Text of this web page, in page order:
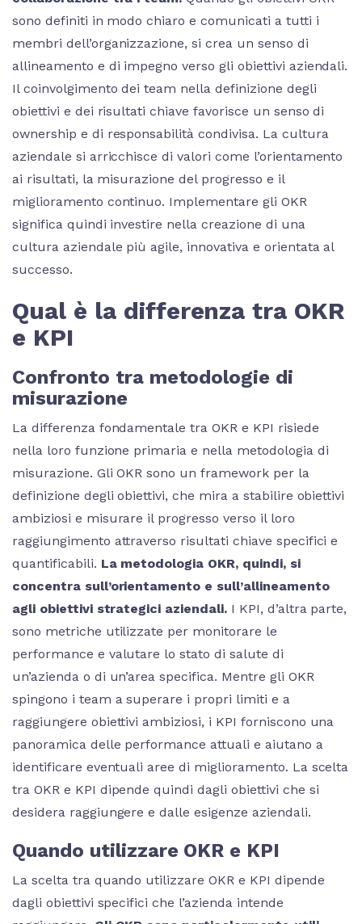
sono definiti in modo chiaro e comunicati a tutti i
membri dell’organizzazione, si crea un senso di
allineamento e di impegno verso gli obiettivi aziendali.
Il coinvolgimento dei team nella definizione degli
obiettivi e dei risultati chiave favorisce un senso di
ownership e di responsabilità condivisa. La cultura
aziendale si arricchisce di valori come l’orientamento
ai risultati, la misurazione del progresso e il
miglioramento continuo. Implementare gli OKR
significa quindi investire nella creazione di una
cultura aziendale più agile, innovativa e orientata al
successo.
Qual è la differenza tra OKR
e KPI
Confronto tra metodologie di
misurazione
La differenza fondamentale tra OKR e KPI risiede
nella loro funzione primaria e nella metodologia di
misurazione. Gli OKR sono un framework per la
definizione degli obiettivi, che mira a stabilire obiettivi
ambiziosi e misurare il progresso verso il loro
raggiungimento attraverso risultati chiave specifici e
quantificabili. La metodologia OKR, quindi, si
concentra sull’orientamento e sull’allineamento
agli obiettivi strategici aziendali.I KPI, d’altra parte,
sono metriche utilizzate per monitorare le
performance e valutare lo stato di salute di
un’azienda o di un’area specifica. Mentre gli OKR
spingono i team a superare i propri limiti e a
raggiungere obiettivi ambiziosi, i KPI forniscono una
panoramica delle performance attuali e aiutano a
identificare eventuali aree di miglioramento. La scelta
tra OKR e KPI dipende quindi dagli obiettivi che si
desidera raggiungere e dalle esigenze aziendali.
Quando utilizzare OKR e KPI
La scelta tra quando utilizzare OKR e KPI dipende
dagli obiettivi specifici che l’azienda intende